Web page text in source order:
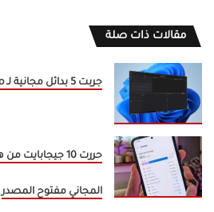
مقالات ذات صلة
جربت 5 بدائل مجانية لـ Premiere Pro وهذا ما اعتمدته
المجاني مفتوح المصدر